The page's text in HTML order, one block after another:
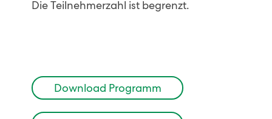
Die Teilnehmerzahl ist begrenzt.
Download Programm